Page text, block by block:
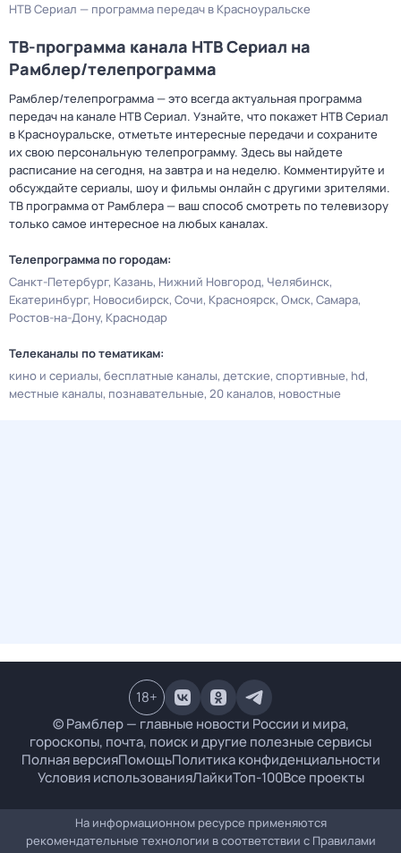
НТВ Сериал — программа передач в Красноуральске
ТВ-программа канала НТВ Сериал на
Рамблер/телепрограмма
Рамблер/телепрограмма — это всегда актуальная программа
передач на канале НТВ Сериал. Узнайте, что покажет НТВ Сериал
в Красноуральске, отметьте интересные передачи и сохраните
их свою персональную телепрограмму. Здесь вы найдете
расписание на сегодня, на завтра и на неделю. Комментируйте и
обсуждайте сериалы, шоу и фильмы онлайн с другими зрителями.
ТВ программа от Рамблера — ваш способ смотреть по телевизору
только самое интересное на любых каналах.
Телепрограмма по городам:
Санкт-Петербург Казань Нижний Новгород Челябинск
Екатеринбург Новосибирск Сочи Красноярск Омск Самара
Ростов-на-Дону Краснодар
Телеканалы по тематикам:
кино и сериалы бесплатные каналы детские спортивные hd
местные каналы познавательные 20 каналов новостные
© Рамблер — главные новости России и мира,
гороскопы, почта, поиск и другие полезные сервисы
Полная версияПомощьПолитика конфиденциальности
Условия использованияЛайкиТоп-100Все проекты
18+
На информационном ресурсе применяются
рекомендательные технологии в соответствии с Правилами